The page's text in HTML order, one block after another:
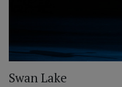
Swan Lake